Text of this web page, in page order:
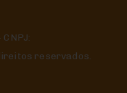
reservados.